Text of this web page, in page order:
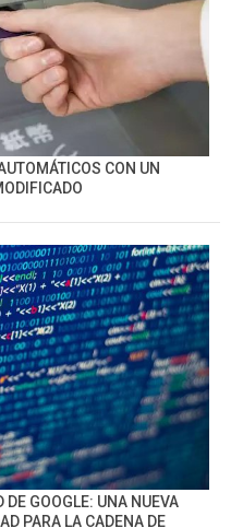
CON UN
GOOGLE: UNA NUEVA
PARA LA CADENA DE